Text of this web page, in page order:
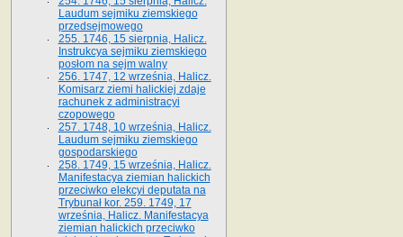
Laudum sejmiku ziemskiego
przedsejmowego
255. 1746, 15 sierpnia, Halicz.
Instrukcya sejmiku ziemskiego
posłom na sejm walny
256. 1747, 12 września, Halicz.
Komisarz ziemi halickiej zdaje
rachunek z administracyi
czopowego
257. 1748, 10 września, Halicz.
Laudum sejmiku ziemskiego
gospodarskiego
258. 1749, 15 września, Halicz.
Manifestacya ziemian halickich
przeciwko elekcyi deputata na
Trybunał kor. 259. 1749, 17
września, Halicz. Manifestacya
ziemian halickich przeciwko